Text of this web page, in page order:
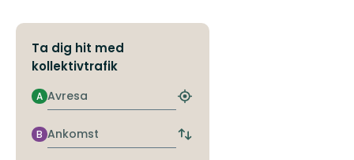
Ta dig hit med
kollektivtrafik
Avresa
A
Hitta
hållplats
Ankomst
B
Byt